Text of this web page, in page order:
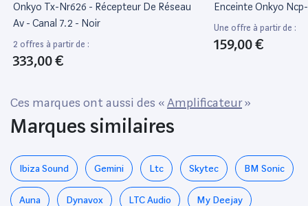
Onkyo Tx-Nr626 - Récepteur De Réseau
Av - Canal 7.2 - Noir
2 offres à partir de :
333,00 €
Enceinte Onkyo
Une offre à partir de :
159,00 €
Ces marques ont aussi des «Amplificateur»
Marques similaires
Ibiza Sound Gemini Ltc Skytec BM Sonic
Auna Dynavox LTC Audio My Deejay